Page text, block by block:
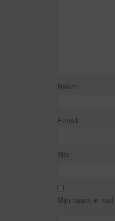
Naam
E-mail
Site
Mijn naam, e-